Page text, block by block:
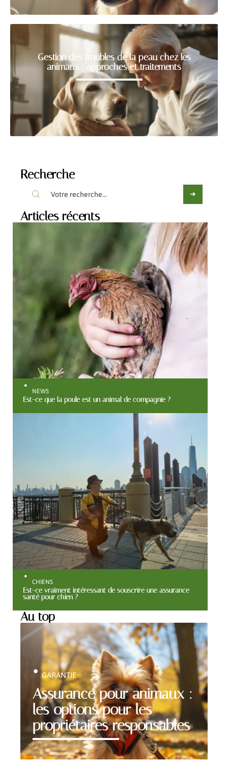
Gestion des troubles de la peau chez les
animaux : approches et traitements
Recherche
Articles récents
NEWS
Est-ce que la poule est un animal de compagnie ?
CHIENS
Est-ce vraiment intéressant de souscrire une assurance
santé pour chien ?
Au top
Assurance pour animaux :
les options pour les
propriétaires responsables
GARANTIE